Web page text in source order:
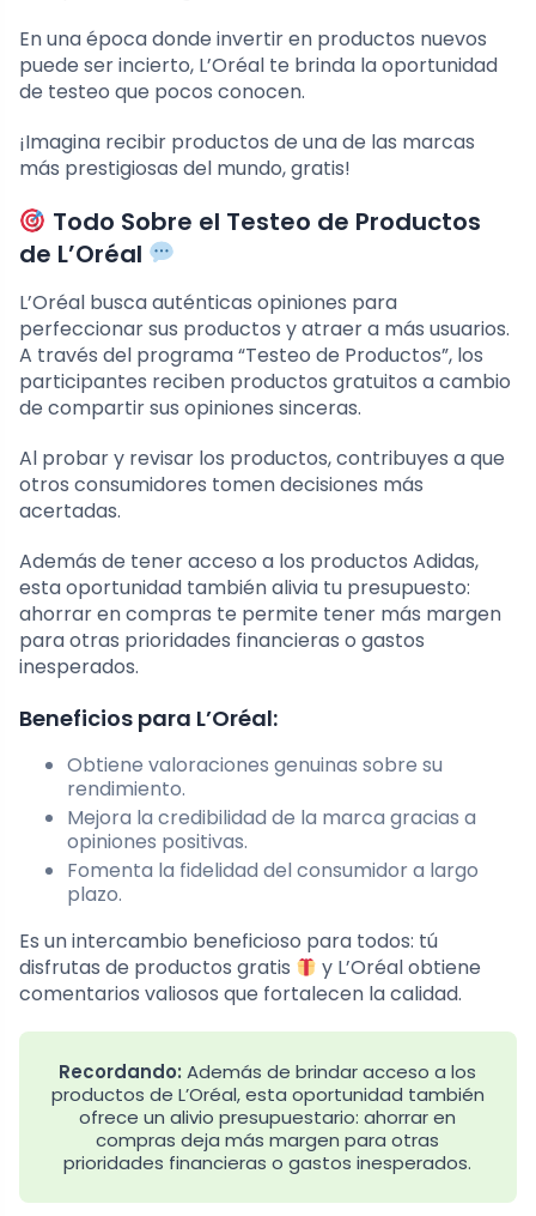
En una época donde invertir en productos nuevos
puede ser incierto, L’Oréal te brinda la oportunidad
de testeo que pocos conocen.
¡Imagina recibir productos de una de las marcas
más prestigiosas del mundo, gratis!
Todo Sobre el Testeo de Productos
de L’Oréal
L’Oréal busca auténticas opiniones para
perfeccionar sus productos y atraer a más usuarios.
A través del programa “Testeo de Productos”, los
participantes reciben productos gratuitos a cambio
de compartir sus opiniones sinceras.
Al probar y revisar los productos, contribuyes a que
otros consumidores tomen decisiones más
acertadas.
Además de tener acceso a los productos Adidas,
esta oportunidad también alivia tu presupuesto:
ahorrar en compras te permite tener más margen
para otras prioridades financieras o gastos
inesperados.
Beneficios para L’Oréal:
Obtiene valoraciones genuinas sobre su
rendimiento.
Mejora la credibilidad de la marca gracias a
opiniones positivas.
Fomenta la fidelidad del consumidor a largo
plazo.
Es un intercambio beneficioso para todos: tú
disfrutas de productos gratis
y L’Oréal obtiene
comentarios valiosos que fortalecen la calidad.
Recordando: Además de brindar acceso a los
productos de L’Oréal, esta oportunidad también
ofrece un alivio presupuestario: ahorrar en
compras deja más margen para otras
prioridades financieras o gastos inesperados.